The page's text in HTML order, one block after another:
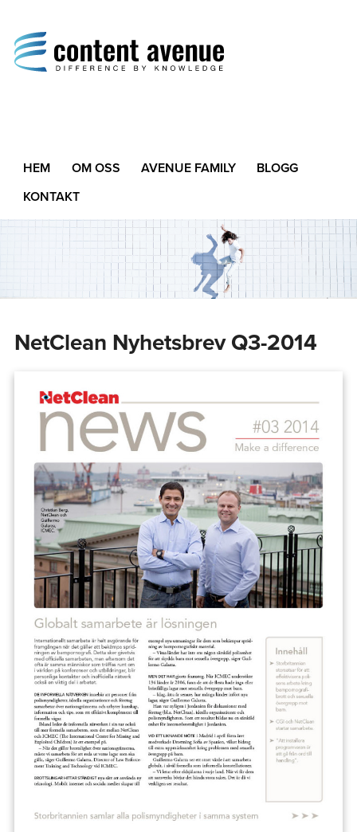
Difference by Knowledge
HEM OM OSS AVENUE FAMILY
BLOGG
KONTAKT
NetClean Nyhetsbrev Q3-2014